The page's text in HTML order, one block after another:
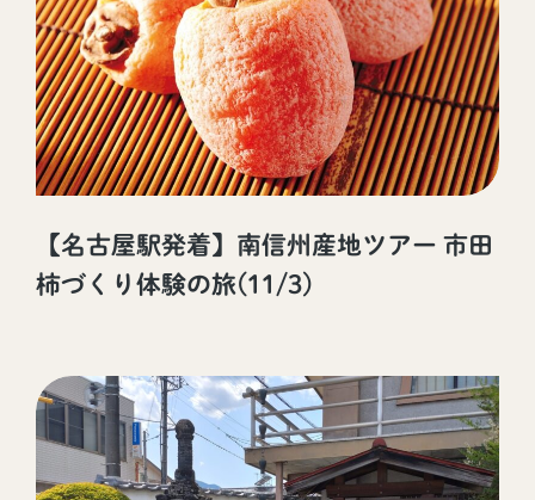
【名古屋駅発着】南信州産地ツアー 市田
柿づくり体験の旅(11/3)